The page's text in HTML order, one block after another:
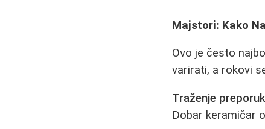
Majstori: Kako
Ovo je često
varirati, a rokovi
Traženje
Dobar keramičar